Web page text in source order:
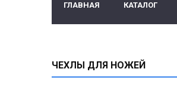
ГЛАВНАЯ КАТАЛОГ
ЧЕХЛЫ ДЛЯ НОЖЕЙ